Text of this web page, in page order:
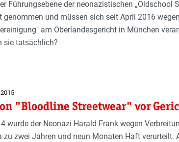
Führungsebene der neonazistischen „Oldschool
genommen und müssen sich seit April 2016
am Oberlandesgericht in München
sie tatsächlich?
"Bloodline Streetwear" vor
wurde der Neonazi Harald Frank wegen
zu zwei Jahren und neun Monaten Haft verurteilt.